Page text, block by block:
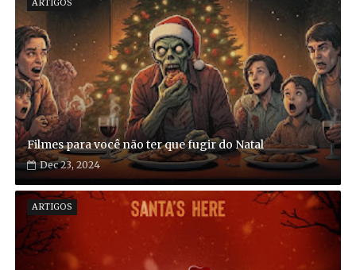
ARTIGOS
Filmes para você não ter que fugir do Natal
Dec 23, 2024
ARTIGOS